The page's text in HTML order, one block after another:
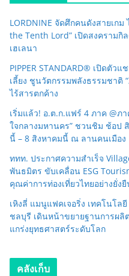
LORDNINE จัดศึกคนดังสายเก
the Tenth Lord” เปิดสงครามกิ
เฮเลนา
PIPPER STANDARD® เปิดตั
เลี้ยง ชูนวัตกรรมพลังธรรมชาติ
ไร้สารตกค้าง
เริ่มแล้ว! อ.ต.ก.แฟร์ 4 ภาค @ภ
ใจกลางมหานคร” ชวนชิม ช้อป
นี้ – 8 สิงหาคมนี้ ณ ลานคนเมือง
ททท. ประกาศความสำเร็จ
พันธมิตร ขับเคลื่อน ESG
คุณค่าการท่องเที่ยวไทยอย่างยั่ง
เหิงลี่ แมนูแฟคเจอริ่ง เทคโนโล
ชลบุรี เดินหน้าขยายฐานการผลิ
แกร่งยุทธศาสตร์ระดับโลก
คลังเก็บ